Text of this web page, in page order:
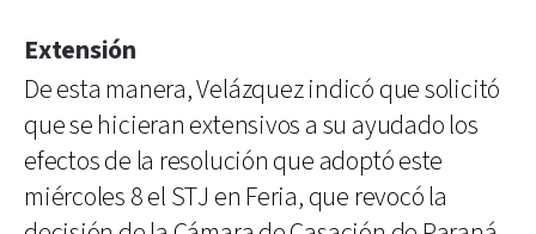
Extensión
De esta manera, Velázquez indicó que solicitó
que se hicieran extensivos a su ayudado los
efectos de la resolución que adoptó este
miércoles 8 el STJ en Feria, que revocó la